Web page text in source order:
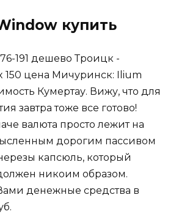
купить
191 дешево Троицк -
150 цена Мичуринск: Ilium
Кумертау. Вижу, что для
завтра тоже все готово!
валюта просто лежит на
дорогим пассивом
капсюль, который
никоим образом.
денежные средства в